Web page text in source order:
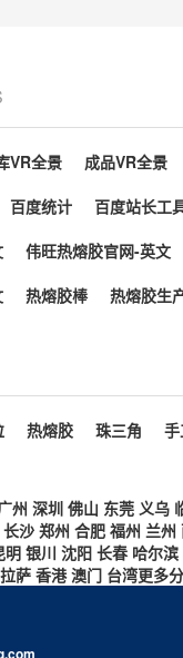
境保护问题备受关注，
多的优势备受各厂家青
热熔胶。主要材料是乙烯
热熔胶棒快速封箱？
方式是什么呢？很多人
单介绍下如何用胶棒进
，但化学性质不会变化
后就会变成胶液。然后
胶棒、胶粒以及块状等
用户对颜色的要求，其
...
要就是包裹快递，目前
广泛应用于物流包装运
也便捷。我们收快递时
封口处一般都不会爆开
层开胶的，而在快递袋
一种粘合剂，不仅环保
VR全景 成品VR全景
百度统计
百度站长工
伟旺热熔胶官网-英文
热熔胶棒 热熔胶生
热熔胶 珠三角
州 深圳 佛山 东莞 义乌
长沙 郑州 合肥 福州 兰州
明 银川 沈阳 长春 哈尔滨
拉萨 香港 澳门 台湾更多